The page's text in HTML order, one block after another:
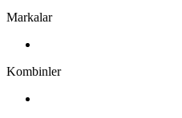
Markalar
Kombinler